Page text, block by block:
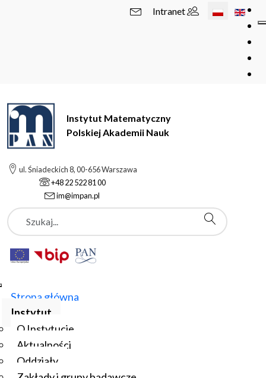
Wybierz swój
Intranet
Instytut Matematyczny
Polskiej Akademii Nauk
ul. Śniadeckich 8, 00-656 Warszawa
+48 22 522 81 00
im@impan.pl
Szukaj
Strona główna
Instytut
O Instytucie
Aktualności
Oddziały